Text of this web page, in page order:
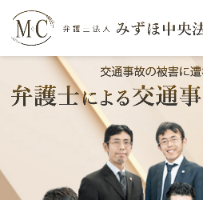
取扱分野
相続・遺言
取扱分野
相続・遺言